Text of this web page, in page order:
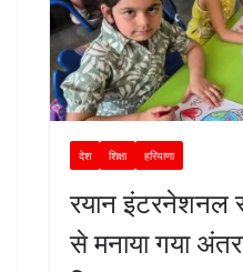
देश शिक्षा हरियाणा
रयान इंटरनेशनल
से मनाया गया